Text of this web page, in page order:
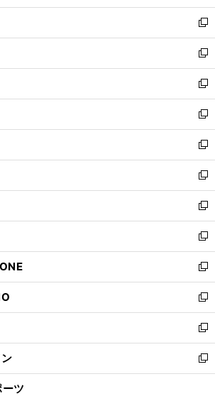
開
く
ウ
で
開
く
ン
ド
ウ
で
開
く
新
し
い
ウ
ィ
ン
ド
ウ
で
開
く
新
し
い
ウ
ィ
ン
ド
ウ
で
開
く
新
し
い
ウ
ィ
ン
ド
ウ
で
開
く
新
し
い
ウ
ィ
ン
ド
ウ
で
開
く
新
し
い
ウ
ィ
ン
ド
ウ
で
開
く
新
し
い
ウ
ィ
ン
ド
ウ
で
開
く
新
し
い
ウ
ィ
ン
ド
ウ
で
開
く
新
し
い
ウ
ィ
ン
ド
ウ
で
開
新
し
い
ウ
ィ
ン
ド
ウ
新
し
い
ウ
ィ
ン
新
し
い
ウ
新
し
ツ